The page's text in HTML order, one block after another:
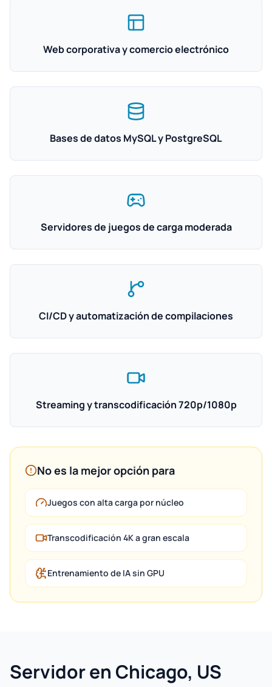
Web corporativa y comercio electrónico
Bases de datos MySQL y PostgreSQL
Servidores de juegos de carga moderada
CI/CD y automatización de compilaciones
Streaming y transcodificación 720p/1080p
No es la mejor opción para
Juegos con alta carga por núcleo
Transcodificación 4K a gran escala
Entrenamiento de IA sin GPU
Servidor en Chicago, US